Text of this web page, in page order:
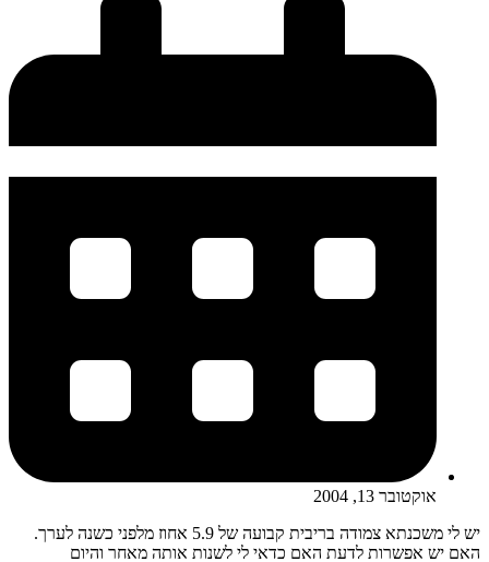
אוקטובר 13, 2004
יש לי משכנתא צמודה בריבית קבועה של 5.9 אחוז מלפני כשנה לערך.
האם יש אפשרות לדעת האם כדאי לי לשנות אותה מאחר והיום